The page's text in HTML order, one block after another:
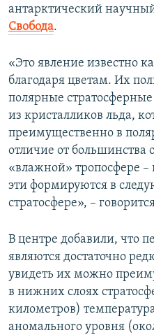
антарктический
Свобода.
«Это явление известно
благодаря цветам. Их
полярные стратосферные
из кристалликов льда,
преимущественно в
отличие от большинства
«влажной» тропосфере
эти формируются в
стратосфере», –
В центре добавили, что
являются достаточно
увидеть их можно
в нижних слоях
километров)
аномального уровня